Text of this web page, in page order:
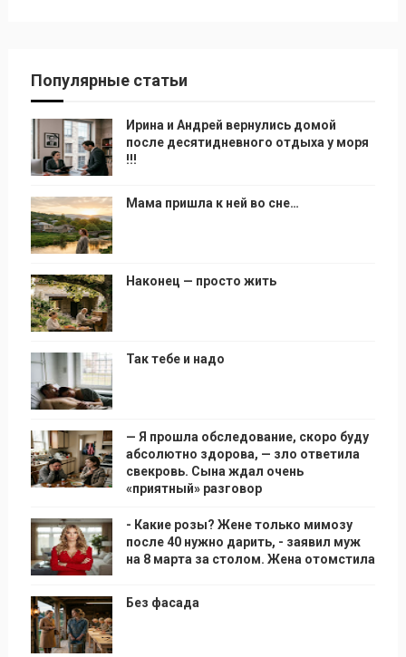
Популярные статьи
Ирина и Андрей вернулись домой
после десятидневного отдыха у моря
!!!
Мама пришла к ней во сне…
Наконец — просто жить
Так тебе и надо
— Я прошла обследование, скоро буду
абсолютно здорова, — зло ответила
свекровь. Сына ждал очень
«приятный» разговор
- Какие розы? Жене только мимозу
после 40 нужно дарить, - заявил муж
на 8 марта за столом. Жена отомстила
Без фасада